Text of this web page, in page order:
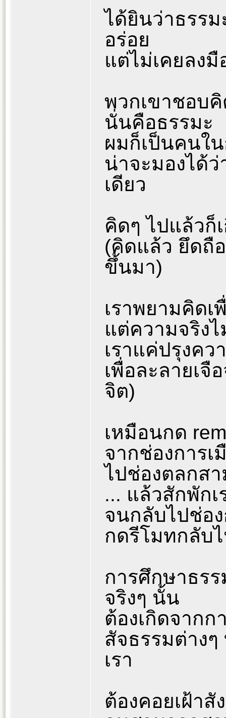
ได้ยินว่าธรร
อร่อย
แต่ไม่เคยลง
พวกเขาชอบ
นั่นคือธรรมะ
ผมก็เป็นคนใ
น่าจะมองได้
เดียว
คิดๆ ไปแล้วก็
(คิดแล้ว ยึดถื
ขึ้นมา)
เราพยามคิด
แต่ความจริงไ
เราแค่ปรุงค
เพื่อละลายเจื
จิต)
เหมือนกด
จากช่องการเ
ไปช่องตลกส
... แล้วสักพัก
จนกลับไปช่อง
กดรีโมทกลับ
การศึกษาธรร
จริงๆ นั้น
ต้องเกิดจาก
สัจธรรมต่าง
เรา
ต้องคอยเฝ้าสั